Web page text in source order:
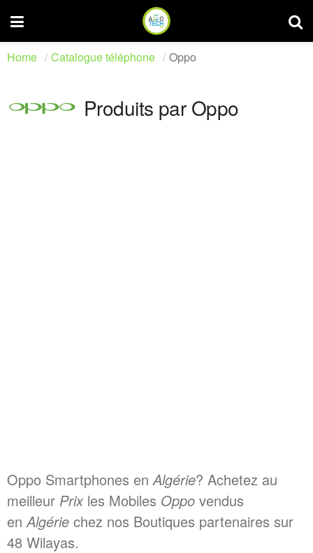
Home Catalogue téléphone Oppo
Produits par Oppo
Oppo Smartphones enAlgérie? Achetez au
meilleur Prixles Mobiles Oppo vendus
enAlgérie chez nos Boutiques partenaires sur
48 Wilayas.